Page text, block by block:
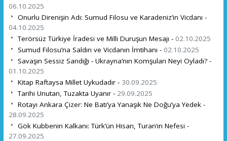
06.10.2025
Onurlu Direnişin Adı: Sumud Filosu ve Karadeniz’in Vicdanı -
04.10.2025
Terörsüz Türkiye İradesi ve Milli Duruşun Mesajı - 02.10.2025
Sumud Filosu’na Saldırı ve Vicdanın İmtihanı - 02.10.2025
Savaşın Sessiz Sandığı - Ukrayna’nın Komşuları Neyi Oyladı? -
01.10.2025
Kitap Raftaysa Millet Uykudadır - 30.09.2025
Tarihi Unutan, Tuzakta Uyanır - 29.09.2025
Rotayı Ankara Çizer: Ne Batı’ya Yanaşık Ne Doğu’ya Yedek -
28.09.2025
Gök Kubbenin Kalkanı: Türk’ün Hisarı, Turan’ın Nefesi -
27.09.2025